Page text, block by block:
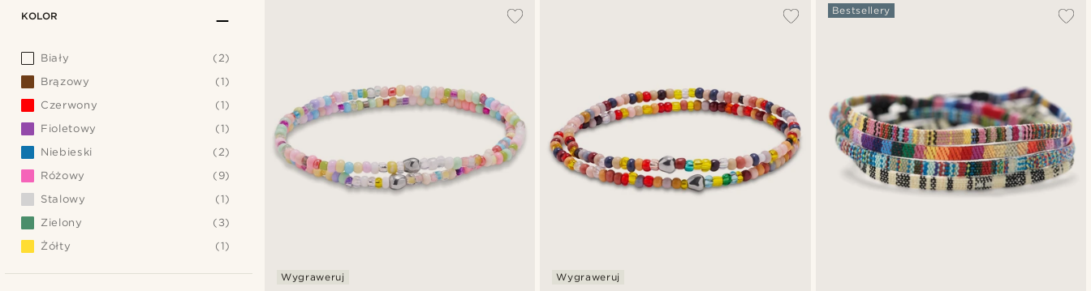
Najbardziej popularne
Wygraweruj Wygraweruj
Bestsellery
KOLOR
Biały
(2)
Brązowy
(1)
Czerwony
(1)
Fioletowy
(1)
Niebieski
(2)
Różowy
(9)
Stalowy
(1)
Zielony
(3)
Żółty
(1)